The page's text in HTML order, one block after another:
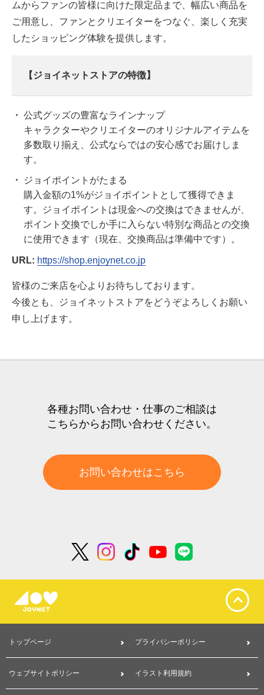
ムからファンの皆様に向けた限定品まで、幅広い商品を
ご用意し、ファンとクリエイターをつなぐ、楽しく充実
したショッピング体験を提供します。
【ジョイネットストアの特徴】
公式グッズの豊富なラインナップ
キャラクターやクリエイターのオリジナルアイテムを
多数取り揃え、公式ならではの安心感でお届けしま
す。
ジョイポイントがたまる
購入金額の1%がジョイポイントとして獲得できま
す。ジョイポイントは現金への交換はできませんが、
ポイント交換でしか手に入らない特別な商品との交換
に使用できます（現在、交換商品は準備中です）。
URL: https://shop.enjoynet.co.jp
皆様のご来店を心よりお待ちしております。
今後とも、ジョイネットストアをどうぞよろしくお願い
申し上げます。
各種お問い合わせ・仕事のご相談は
こちらからお問い合わせください。
お問い合わせはこちら
トップページ プライバシーポリシー
ウェブサイトポリシー イラスト利用規約